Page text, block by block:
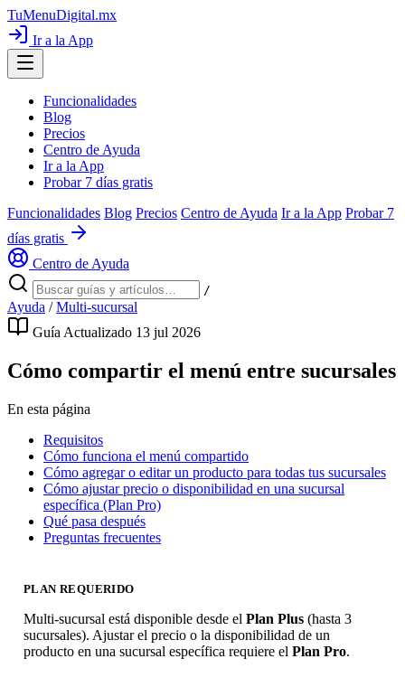
TuMenuDigital.mx
Ir a la App
Funcionalidades
Blog
Precios
Centro de Ayuda
Ir a la App
Probar 7 días gratis
Funcionalidades Blog Precios Centro de Ayuda Ir a la App Probar 7
días gratis
Centro de Ayuda
/
Ayuda / Multi-sucursal
Guía Actualizado 13 jul 2026
Cómo compartir el menú entre sucursales
En esta página
Requisitos
Cómo funciona el menú compartido
Cómo agregar o editar un producto para todas tus sucursales
Cómo ajustar precio o disponibilidad en una sucursal
específica (Plan Pro)
Qué pasa después
Preguntas frecuentes
PLAN REQUERIDO
Multi-sucursal está disponible desde el Plan Plus (hasta 3
sucursales). Ajustar el precio o la disponibilidad de un
producto en una sucursal específica requiere el Plan Pro.